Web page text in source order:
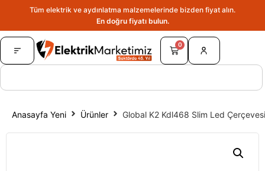
Tüm elektrik ve aydınlatma malzemelerinde bizden fiyat alın.
En doğru fiyatı bulun.
0
Anasayfa Yeni Ürünler Global K2 Kdl468 Slim Led